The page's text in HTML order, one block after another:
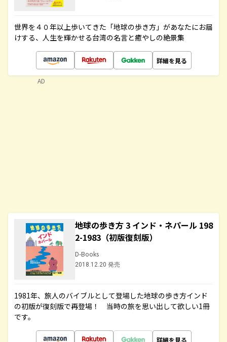
世界を４０年以上歩いてきた「地球の歩き方」があなたにお届
けする、人生を輝かせる台湾の名言と癒やしの絶景集
詳細を見る
地球の歩き方 3 インド・ネパール 198
2-1983（初版復刻版）
D-Books
2018.12.20 発売
1981年、旅人のバイブルとして登場した地球の歩き方インド
の初版が復刻版で再登場！ 当時の旅を思い出して欲しい1冊
です。
詳細を見る
AD